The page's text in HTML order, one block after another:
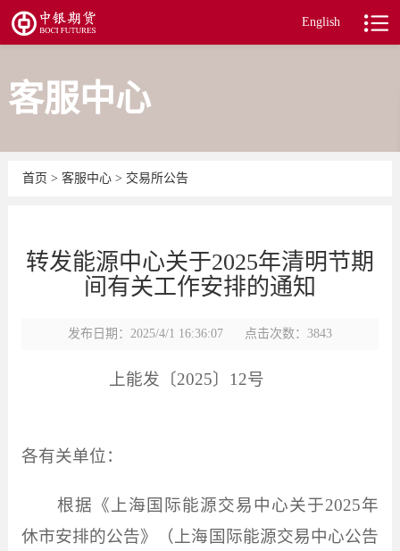
English
客服中心
首页 > 客服中心 > 交易所公告
转发能源中心关于2025年清明节期
间有关工作安排的通知
发布日期：2025/4/1 16:36:07 点击次数：3843
上能发〔2025〕 12号
各有关单位：
根据《上海国际能源交易中心关于2025年
休市安排的公告》（上海国际能源交易中心公告